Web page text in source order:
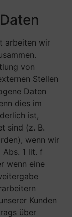
arbeiten wir
von
Stellen
Daten
dies im
ist,
sind (z. B.
wenn wir
Abs. 1 lit. f
wenn eine
Kunden
über